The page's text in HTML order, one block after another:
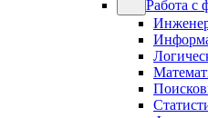
Работа с